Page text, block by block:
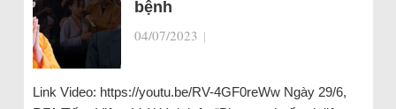
bệnh
04/07/2023 |
Link Video: https://youtu.be/RV-4GF0reWw Ngày 29/6,